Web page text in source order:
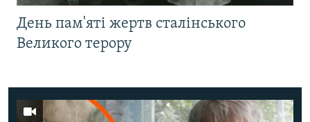
День пам'яті жертв сталінського
Великого терору